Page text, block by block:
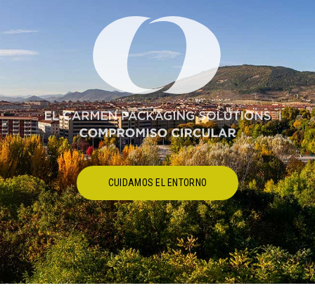
CUIDAMOS EL ENTORNO